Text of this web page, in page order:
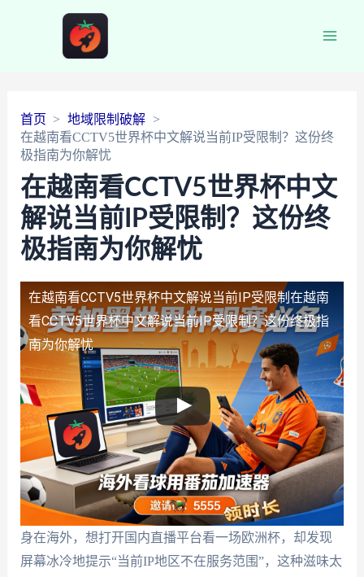
首页
地域限制破解
在越南看CCTV5世界杯中文解说当前IP受限制？这份终
极指南为你解忧
在越南看CCTV5世界杯中文
解说当前IP受限制？这份终
极指南为你解忧
在越南看CCTV5世界杯中文解说当前IP受限制 在越南
看CCTV5世界杯中文解说当前IP受限制？这份终极指
南为你解忧
身在海外，想打开国内直播平台看一场欧洲杯，却发现
屏幕冰冷地提示“当前IP地区不在服务范围”，这种滋味太